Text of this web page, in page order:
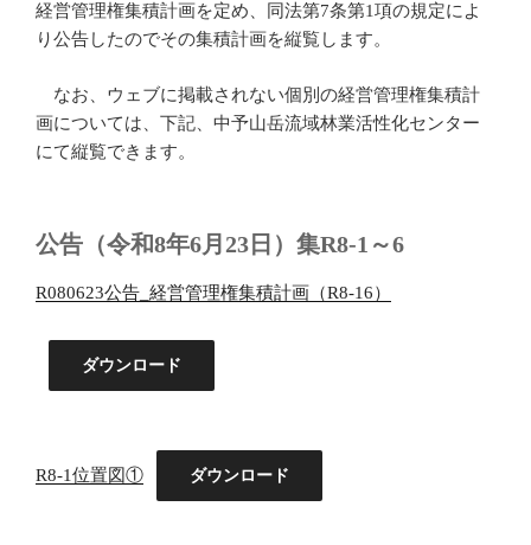
経営管理権集積計画を定め、同法第7条第1項の規定によ
り公告したのでその集積計画を縦覧します。
なお、ウェブに掲載されない個別の経営管理権集積計
画については、下記、中予山岳流域林業活性化センター
にて縦覧できます。
公告（令和8年6月23日）集R8-1～6
R080623公告_経営管理権集積計画（R8-16）
ダウンロード
R8-1位置図① ダウンロード